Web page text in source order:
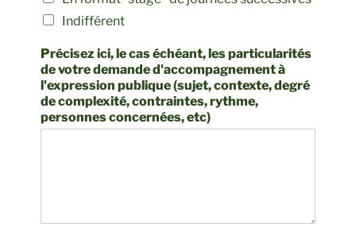
Indifférent
Précisez ici, le cas échéant, les particularités
de votre demande d'accompagnement à
l'expression publique (sujet, contexte, degré
de complexité, contraintes, rythme,
personnes concernées, etc)